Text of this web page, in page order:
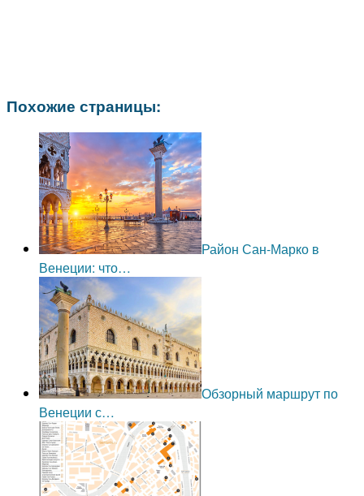
Похожие страницы:
Район Сан-Марко в
Венеции: что…
Обзорный маршрут по
Венеции с…